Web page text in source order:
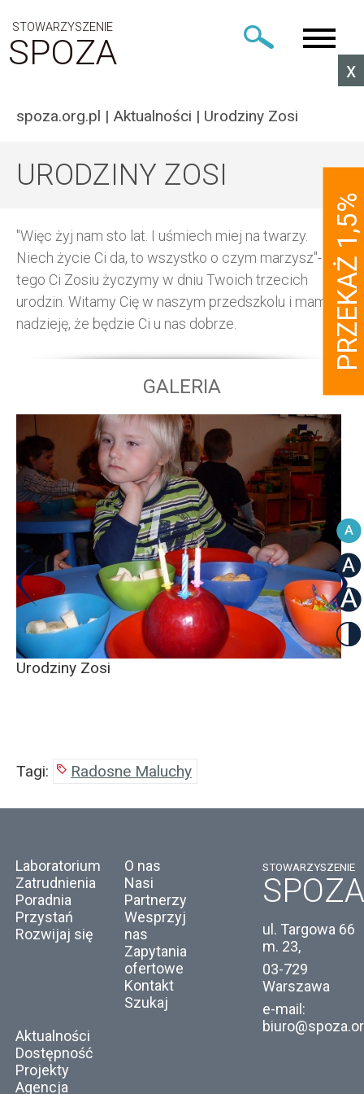
STOWARZYSZENIE
SPOZA
spoza.org.pl | Aktualności | Urodziny Zosi
URODZINY ZOSI
"Więc żyj nam sto lat. I uśmiech miej na twarzy.
Niech życie Ci da, to wszystko o czym marzysz"-
tego Ci Zosiu życzymy w dniu Twoich trzecich
urodzin. Witamy Cię w naszym przedszkolu i mamy
nadzieję, że będzie Ci u nas dobrze.
GALERIA
Urodziny Zosi
Tagi: Radosne Maluchy
Laboratorium
Zatrudnienia
Poradnia
Przystań
Rozwijaj się
O nas
Nasi
Partnerzy
Wesprzyj
nas
Zapytania
ofertowe
Kontakt
Szukaj
STOWARZYSZENIE
SPOZA
ul. Targowa 66
m. 23,
03-729
Warszawa
e-mail:
Aktualności
Dostępność
Projekty
Agencja
x
PRZEKAŻ 1,5%